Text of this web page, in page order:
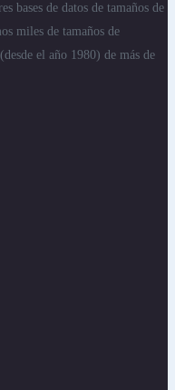
bases de datos de tamaños de
miles de tamaños de
el año 1980) de más de